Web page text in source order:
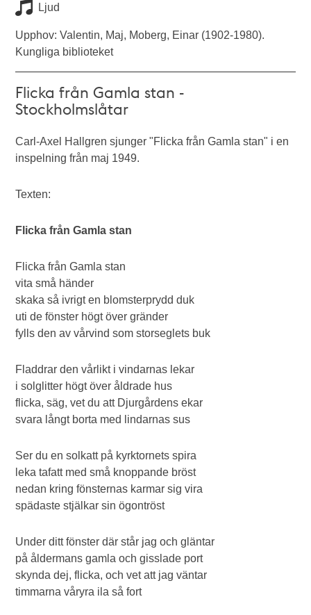
Ljud
Upphov: Valentin, Maj, Moberg, Einar (1902-1980).
Kungliga biblioteket
Flicka från Gamla stan -
Stockholmslåtar
Carl-Axel Hallgren sjunger "Flicka från Gamla stan" i en
inspelning från maj 1949.
Texten:
Flicka från Gamla stan
Flicka från Gamla stan
vita små händer
skaka så ivrigt en blomsterprydd duk
uti de fönster högt över gränder
fylls den av vårvind som storseglets buk
Fladdrar den vårlikt i vindarnas lekar
i solglitter högt över åldrade hus
flicka, säg, vet du att Djurgårdens ekar
svara långt borta med lindarnas sus
Ser du en solkatt på kyrktornets spira
leka tafatt med små knoppande bröst
nedan kring fönsternas karmar sig vira
spädaste stjälkar sin ögontröst
Under ditt fönster där står jag och gläntar
på åldermans gamla och gisslade port
skynda dej, flicka, och vet att jag väntar
timmarna våryra ila så fort